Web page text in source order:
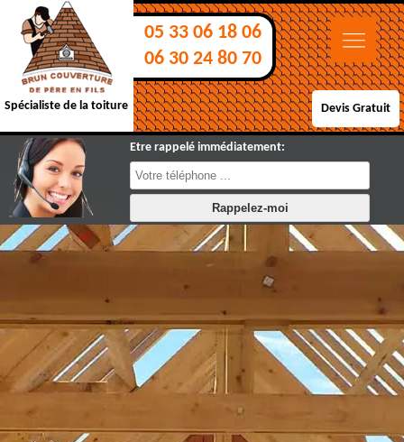
Spécialiste de la toiture
05 33 06 18 06
06 30 24 80 70
Devis Gratuit
Etre rappelé immédiatement: